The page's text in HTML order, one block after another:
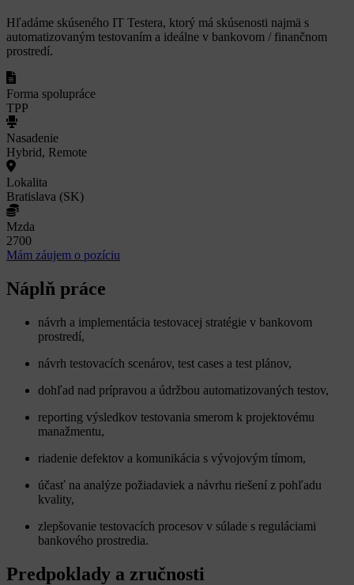
Hľadáme skúseného IT Testera, ktorý má skúsenosti najmä s
automatizovaným testovaním a ideálne v bankovom / finančnom
prostredí.
Forma spolupráce
TPP
Nasadenie
Hybrid, Remote
Lokalita
Bratislava (SK)
Mzda
2700
Mám záujem o pozíciu
Náplň práce
návrh a implementácia testovacej stratégie v bankovom
prostredí,
návrh testovacích scenárov, test cases a test plánov,
dohľad nad prípravou a údržbou automatizovaných testov,
reporting výsledkov testovania smerom k projektovému
manažmentu,
riadenie defektov a komunikácia s vývojovým tímom,
účasť na analýze požiadaviek a návrhu riešení z pohľadu
kvality,
zlepšovanie testovacích procesov v súlade s reguláciami
bankového prostredia.
Predpoklady a zručnosti